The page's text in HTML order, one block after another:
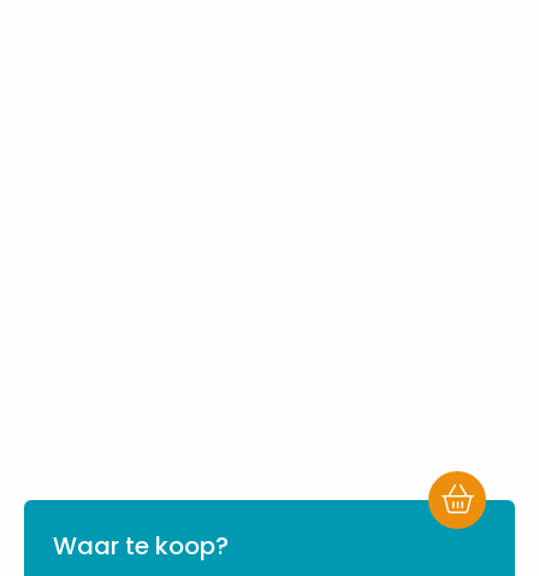
Waar te koop?